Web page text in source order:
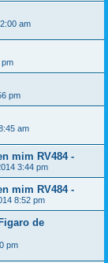
am
pm
pm
am
mim RV484 -
3:44 pm
mim RV484 -
8:52 pm
de
pm